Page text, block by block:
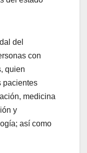
del
con
quien
pacientes
medicina
y
así como